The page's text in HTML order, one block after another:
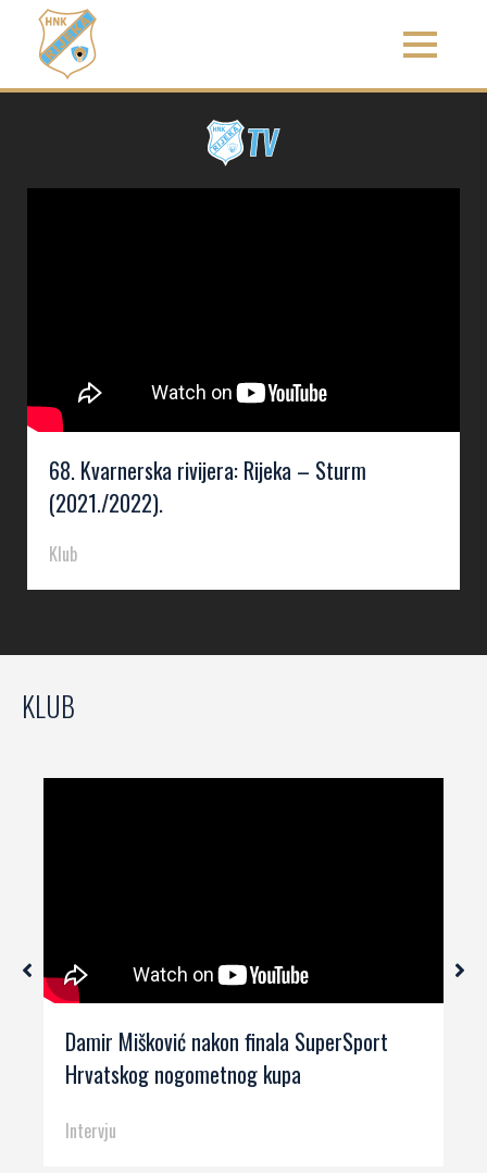
68. Kvarnerska rivijera: Rijeka – Sturm
(2021./2022).
Klub
KLUB
Damir Mišković nakon finala SuperSport
Hrvatskog nogometnog kupa
Intervju